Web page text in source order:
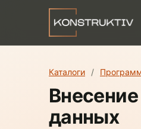
Каталоги /
данных